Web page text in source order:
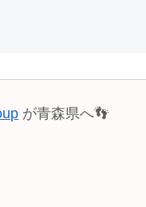
が青森県へ👣